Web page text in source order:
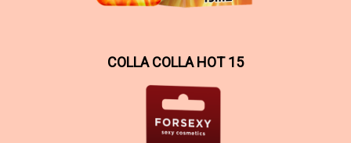
COLLA COLLA HOT 15